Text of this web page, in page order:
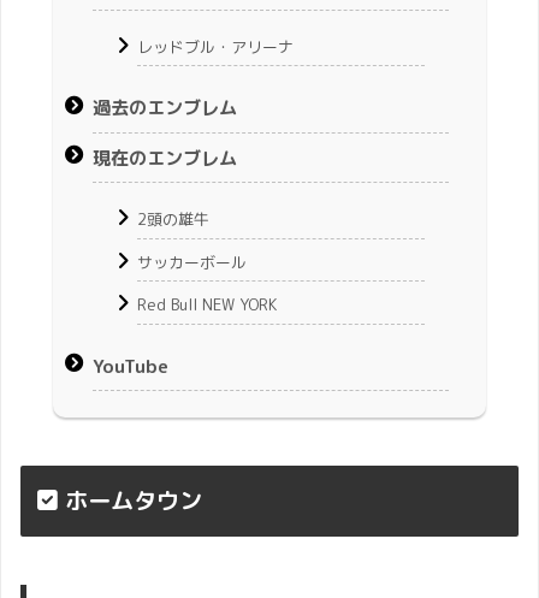
レッドブル・アリーナ
過去のエンブレム
現在のエンブレム
2頭の雄牛
サッカーボール
Red Bull NEW YORK
YouTube
ホームタウン